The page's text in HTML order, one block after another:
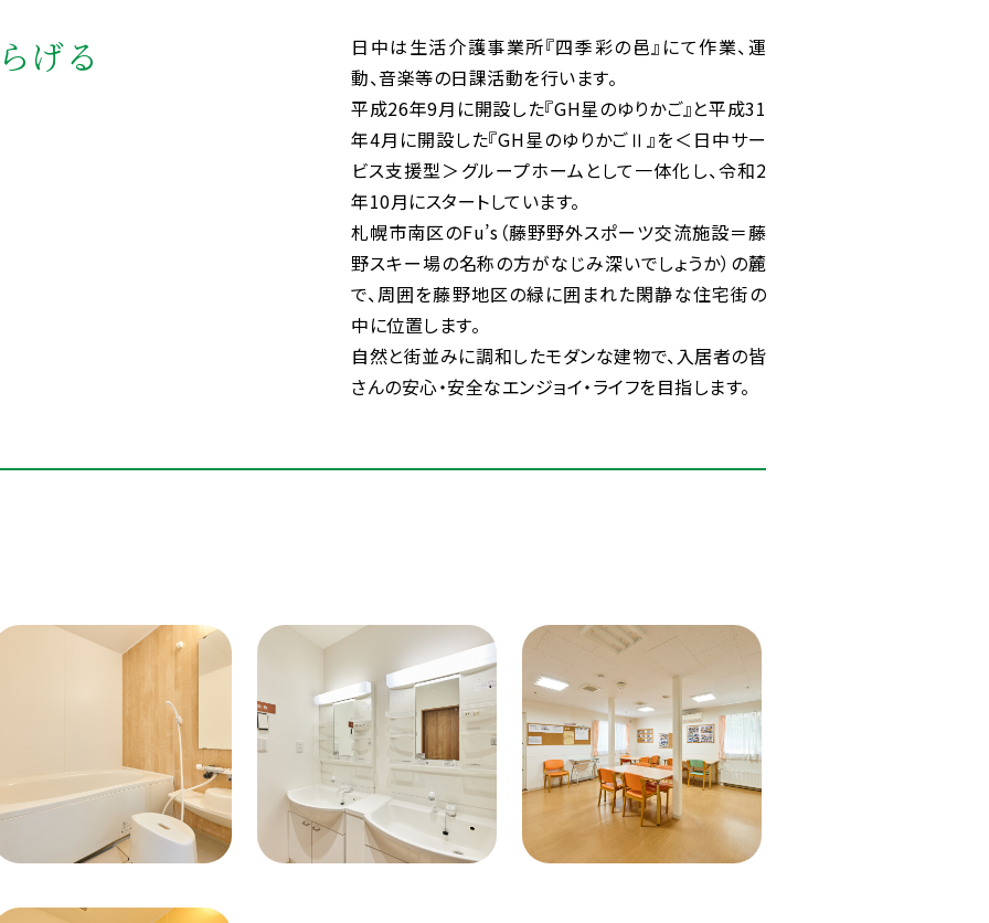
げる
日中は生活介護事業所『四季彩の邑』にて作業、運
動、音楽等の日課活動を行います。
平成26年9月に開設した『GH星のゆりかご』と平成31
年4月に開設した『GH星のゆりかごⅡ』を＜日中サー
ビス支援型＞グループホームとして一体化し、令和2
年10月にスタートしています。
札幌市南区のFu’s（藤野野外スポーツ交流施設＝藤
野スキー場の名称の方がなじみ深いでしょうか）の麓
で、周囲を藤野地区の緑に囲まれた閑静な住宅街の
中に位置します。
自然と街並みに調和したモダンな建物で、入居者の皆
さんの安心・安全なエンジョイ・ライフを目指します。